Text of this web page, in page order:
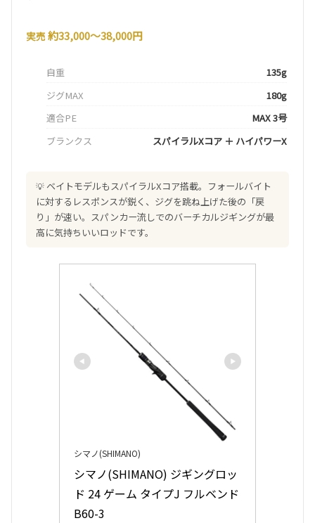
実売約33,000〜38,000円
自重
135g
ジグMAX
180g
適合PE
MAX 3号
ブランクス
スパイラルXコア ＋ ハイパワーX
ベイトモデルもスパイラルXコア搭載。フォールバイト
に対するレスポンスが鋭く、ジグを跳ね上げた後の「戻
り」が速い。スパンカー流しでのバーチカルジギングが最
高に気持ちいいロッドです。
シマノ(SHIMANO)
シマノ(SHIMANO) ジギングロッ
ド 24 ゲーム タイプJ フルベンド
B60-3